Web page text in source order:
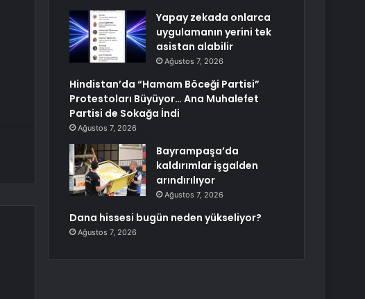
Yapay zekada onlarca
uygulamanın yerini tek
asistan alabilir
Ağustos 7, 2026
Hindistan’da “Hamam Böceği Partisi”
Protestoları Büyüyor… Ana Muhalefet
Partisi de Sokağa İndi
Ağustos 7, 2026
Bayrampaşa’da
kaldırımlar işgalden
arındırılıyor
Ağustos 7, 2026
Dana hissesi bugün neden yükseliyor?
Ağustos 7, 2026